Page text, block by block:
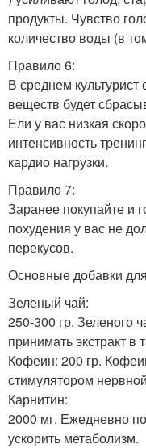
продукты. Чувство
количество воды (в
Правило 6:
В среднем
веществ будет
Ели у вас низкая
интенсивность
кардио нагрузки.
Правило 7:
Заранее покупайте и
похудения у вас не
перекусов.
Основные добавки
Зеленый чай:
250-300 гр. Зеленого
принимать экстракт в
Кофеин: 200 гр.
стимулятором
Карнитин:
2000 мг. Ежедневно
ускорить метаболизм.